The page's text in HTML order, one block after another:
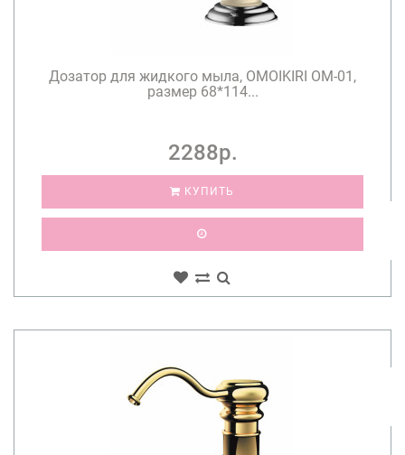
Дозатор для жидкого мыла, OMOIKIRI OM-01,
размер 68*114...
2288р.
КУПИТЬ